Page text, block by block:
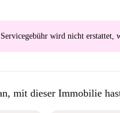
wird nicht erstattet,
mit dieser Immobilie